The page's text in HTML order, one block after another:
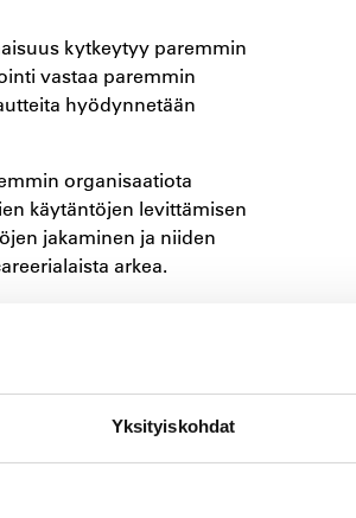
Yksityiskohdat
kytkeytyy paremmin
vastaa paremmin
hyödynnetään
organisaatiota
käytäntöjen levittämisen
jakaminen ja niiden
arkea.
Itsearvioinnit,
muutokseemme
malli.
systemaattisesti ja
toteutuksessa ja